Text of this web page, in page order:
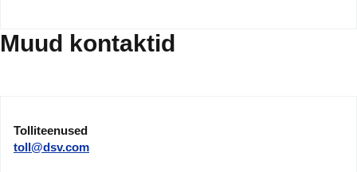
Muud kontaktid
Tolliteenused
toll@dsv.com